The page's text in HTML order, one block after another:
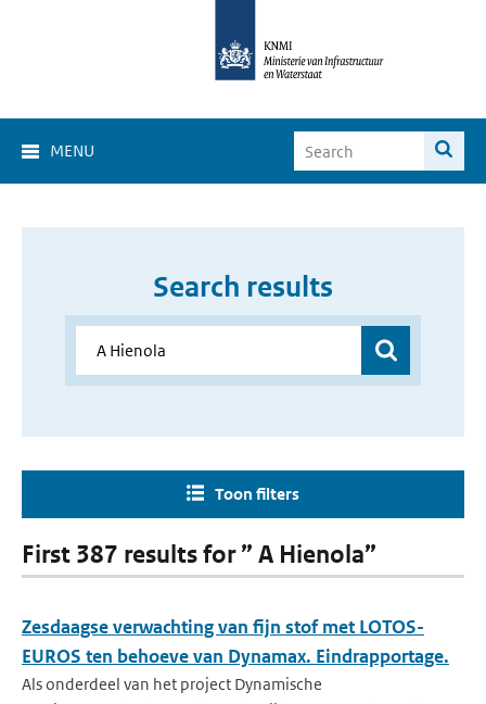
MENU
Search results
Toon filters
First 387 results for ” A Hienola”
Zesdaagse verwachting van fijn stof met LOTOS-
EUROS ten behoeve van Dynamax. Eindrapportage.
Als onderdeel van het project Dynamische